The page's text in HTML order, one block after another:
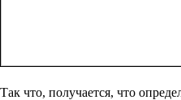
Так что, получается, что